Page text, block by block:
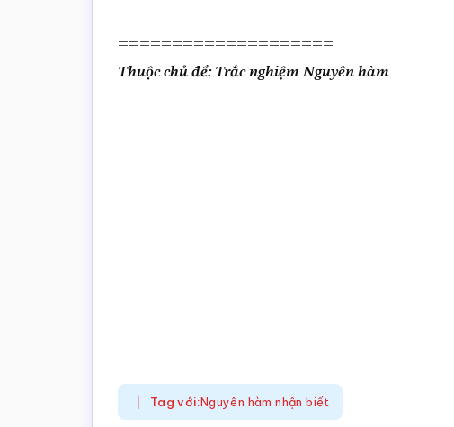
====================
Thuộc chủ đề: Trắc nghiệm Nguyên hàm
Tag với:Nguyên hàm nhận biết